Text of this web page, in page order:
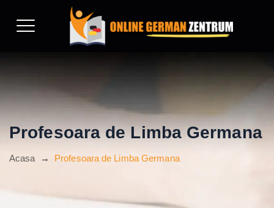
Profesoara de Limba Germana
Acasa → Profesoara de Limba Germana